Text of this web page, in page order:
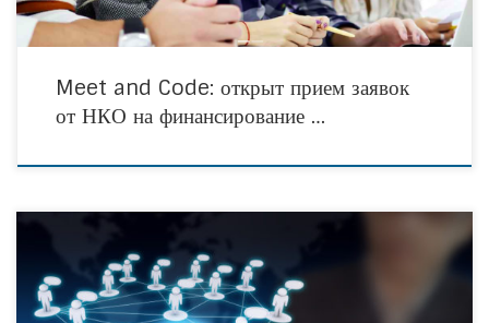
Meet and Code: открыт прием заявок
от НКО на финансирование …